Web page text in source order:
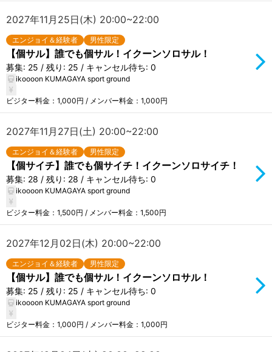
2027年11月25日(木) 20:00~22:00
エンジョイ＆経験者 男性限定
【個サル】誰でも個サル！イクーンソロサル！
募集: 25 / 残り: 25 / キャンセル待ち: 0
ikoooon KUMAGAYA sport ground
ビジター料金：1,000円 / メンバー料金：1,000円
2027年11月27日(土) 20:00~22:00
エンジョイ＆経験者 男性限定
【個サイチ】誰でも個サイチ！イクーンソロサイチ！
募集: 28 / 残り: 28 / キャンセル待ち: 0
ikoooon KUMAGAYA sport ground
ビジター料金：1,500円 / メンバー料金：1,500円
2027年12月02日(木) 20:00~22:00
エンジョイ＆経験者 男性限定
【個サル】誰でも個サル！イクーンソロサル！
募集: 25 / 残り: 25 / キャンセル待ち: 0
ikoooon KUMAGAYA sport ground
ビジター料金：1,000円 / メンバー料金：1,000円